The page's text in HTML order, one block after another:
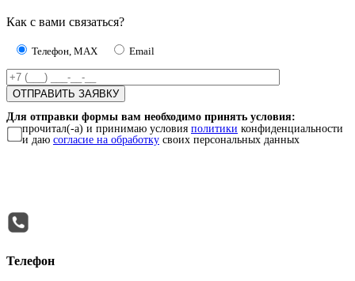
Как с вами связаться?
Телефон, MAX Email
Для отправки формы вам необходимо принять условия:
прочитал(-а) и принимаю условия политики конфиденциальности
и даю согласие на обработку своих персональных данных
Телефон